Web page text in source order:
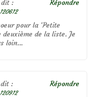
:
pour la ‘Petite
deuxième de la liste. Je
loin…
Répondre
: Répondre